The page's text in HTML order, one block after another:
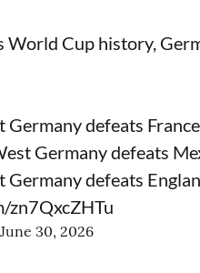
World Cup history,
defeats
Germany defeats
Germany defeats
zn7QxcZHTu
June 30, 2026